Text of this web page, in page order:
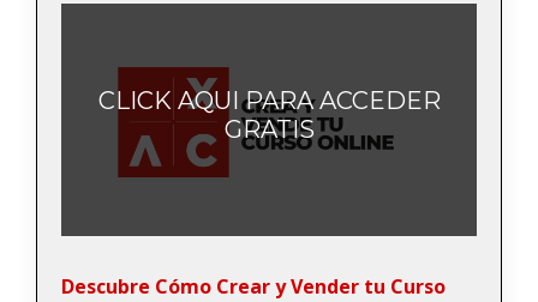
CLICK AQUI PARA ACCEDER
GRATIS
Descubre Cómo Crear y Vender tu Curso